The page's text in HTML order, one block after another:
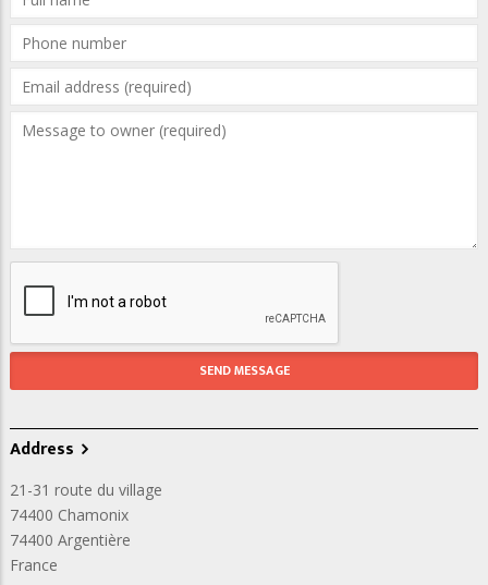
Address
21-31 route du village
74400 Chamonix
74400 Argentière
France